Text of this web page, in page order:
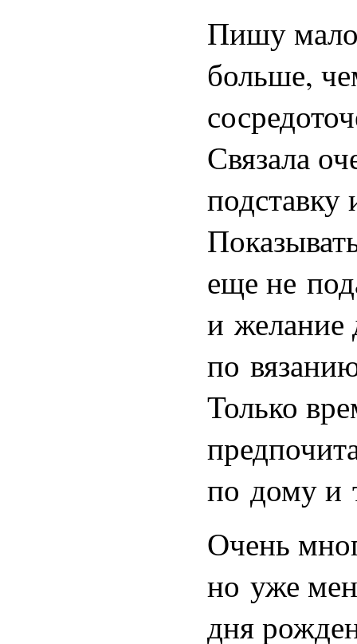
Пишу
больше,
Связала
подставку
еще не
и желание
по
Только
по дому и
Очень
но уже
дня